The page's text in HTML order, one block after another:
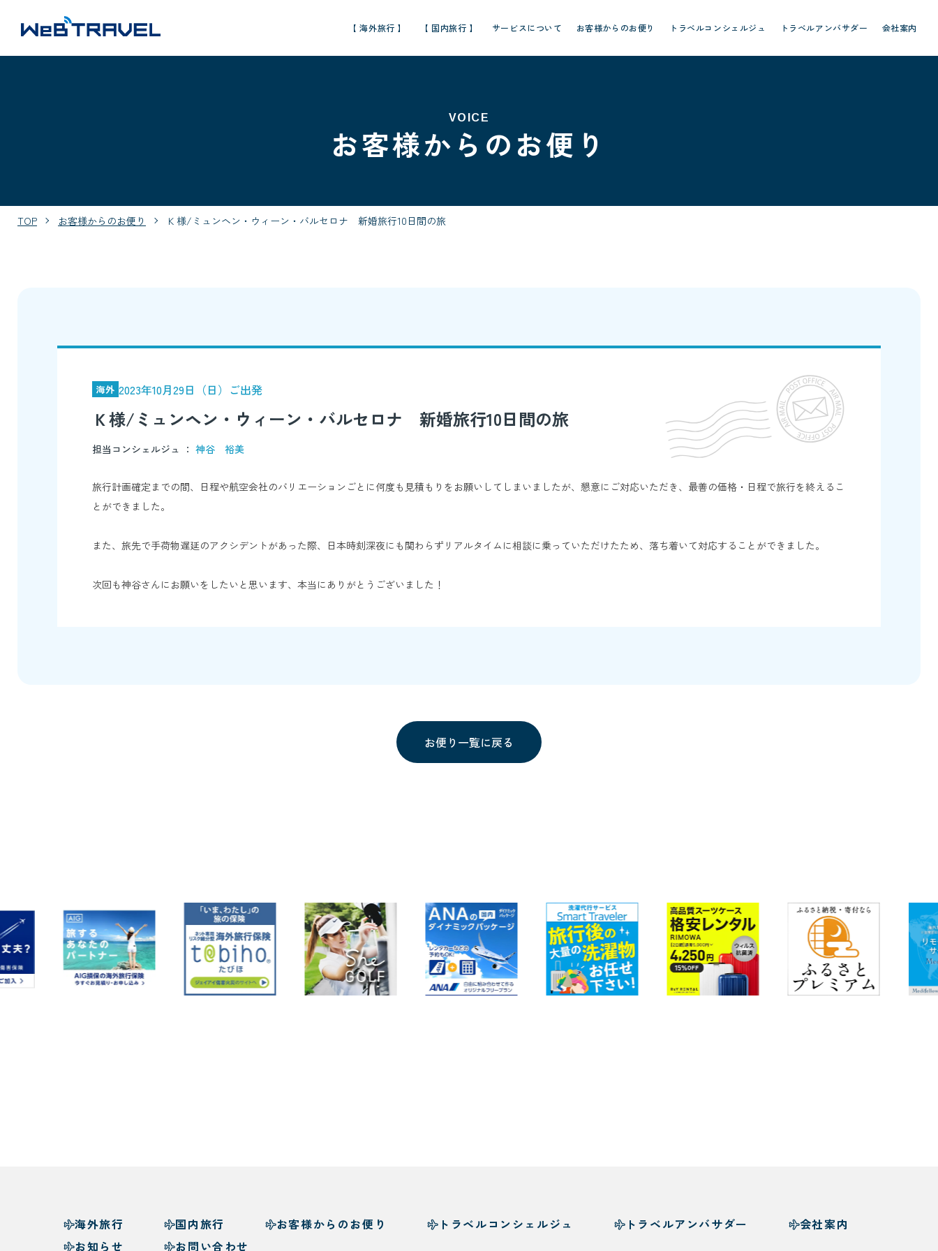
【 海外旅行 】 【 国内旅行 】 サービスについて お客様からのお便り トラベルコンシェルジュ トラベルアンバサダー 会社案内
VOICE
お客様からのお便り
TOP お客様からのお便り Ｋ様/ミュンヘン・ウィーン・バルセロナ 新婚旅行10日間の旅
海外 2023年10月29日（日）ご出発
Ｋ様/ミュンヘン・ウィーン・バルセロナ 新婚旅行10日間の旅
担当コンシェルジュ ： 神谷 裕美
旅行計画確定までの間、日程や航空会社のバリエーションごとに何度も見積もりをお願いしてしまいましたが、懇意にご対応いただき、最善の価格・日程で旅行を終えるこ
とができました。
また、旅先で手荷物遅延のアクシデントがあった際、日本時刻深夜にも関わらずリアルタイムに相談に乗っていただけたため、落ち着いて対応することができました。
次回も神谷さんにお願いをしたいと思います、本当にありがとうございました！
お便り一覧に戻る
海外旅行 国内旅行 お客様からのお便り トラベルコンシェルジュ トラベルアンバサダー
会社案内
お知らせ
お問い合わせ